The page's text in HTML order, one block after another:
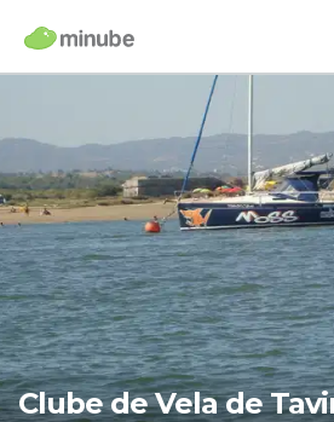
Clube de Vela de